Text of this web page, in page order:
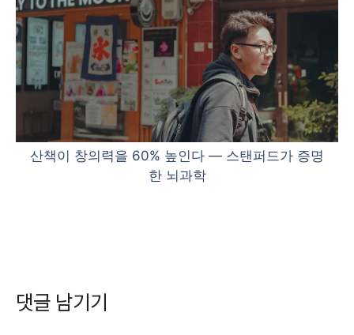
산책이 창의력을 60% 높인다 — 스탠퍼드가 증명
한 뇌과학
댓글 남기기